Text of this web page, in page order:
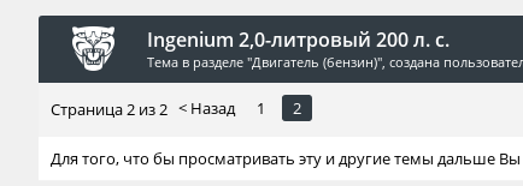
Ingenium 2,0-литровый 200 л. с.
Тема в разделе "Двигатель (бензин)", создана
Страница 2 из 2 < Назад 1 2
Для того, что бы просматривать эту и другие темы дальше